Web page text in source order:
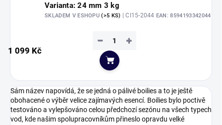
Varianta: 24 mm 3 kg
SKLADEM V ESHOPU(>5 KS) | CI15-2044 EAN: 8594193342044
1 099 Kč
+
−
Do košíku
Sám název napovídá, že se jedná o pálivé boilies a to je ještě
obohacené o výběr velice zajímavých esencí. Boilies bylo poctivě
testováno a vylepšováno celou předchozí sezónu na všech typech
vod, kde našim spolupracovníkům přineslo opravdu velké